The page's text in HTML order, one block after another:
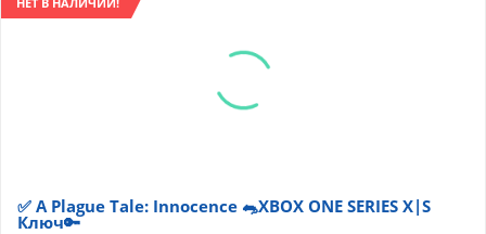
✅ A Plague Tale: Innocence 🐀XBOX ONE SERIES X|S
Ключ🔑